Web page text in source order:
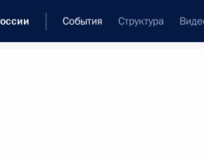
События Структура